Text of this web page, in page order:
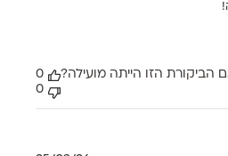
הביקורת הזו הייתה מועילה?
0
0